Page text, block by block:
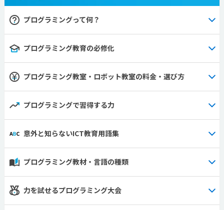
プログラミングって何？
プログラミング教育の必修化
プログラミング教室・ロボット教室の料金・選び方
プログラミングで習得する力
意外と知らないICT教育用語集
プログラミング教材・言語の種類
力を試せるプログラミング大会